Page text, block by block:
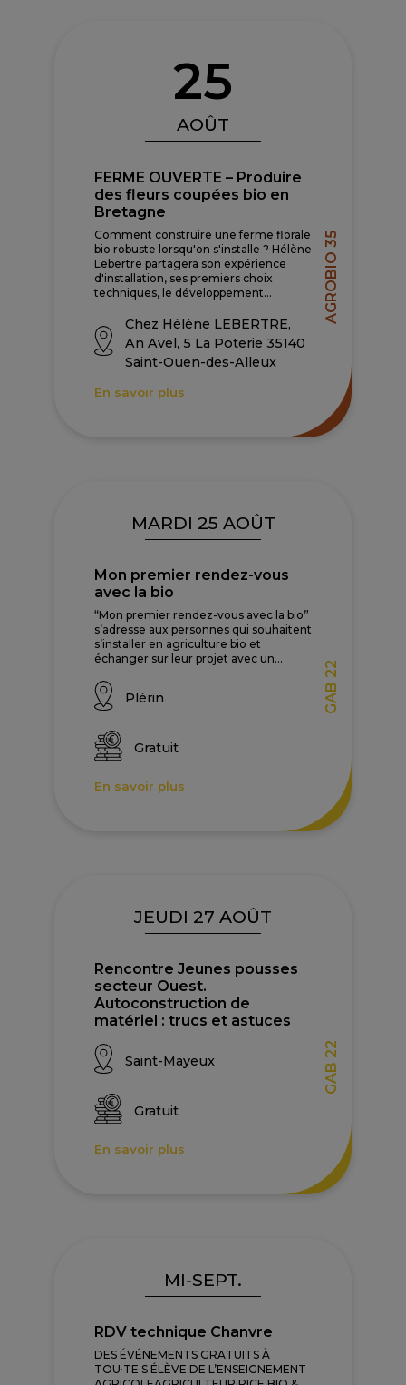
25
AOÛT
FERME OUVERTE – Produire
des fleurs coupées bio en
Bretagne
Comment construire une ferme florale
bio robuste lorsqu'on s'installe ? Hélène
Lebertre partagera son expérience
d'installation, ses premiers choix
techniques, le développement...
Chez Hélène LEBERTRE,
An Avel, 5 La Poterie 35140
Saint-Ouen-des-Alleux
En savoir plus
AGROBIO 35
MARDI 25 AOÛT
Mon premier rendez-vous
avec la bio
“Mon premier rendez-vous avec la bio”
s’adresse aux personnes qui souhaitent
s’installer en agriculture bio et
échanger sur leur projet avec un...
Plérin
Gratuit
En savoir plus
GAB 22
JEUDI 27 AOÛT
Rencontre Jeunes pousses
secteur Ouest.
Autoconstruction de
matériel : trucs et astuces
Saint-Mayeux
Gratuit
En savoir plus
GAB 22
MI-SEPT.
RDV technique Chanvre
DES ÉVÉNEMENTS GRATUITS À
TOU·TE·S ÉLÈVE DE L’ENSEIGNEMENT